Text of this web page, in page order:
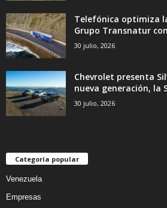
Telefónica optimiza
Grupo Transnatur
30 julio, 2026
Chevrolet presenta
nueva generación, la
30 julio, 2026
Categoría popular
Venezuela
Empresas